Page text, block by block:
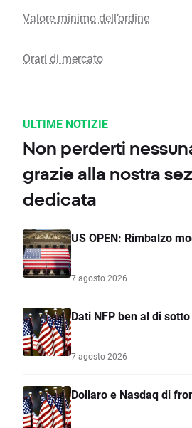
Valore minimo dell’ordine
Orari di mercato
ULTIME NOTIZIE
Non perderti
grazie alla nostra
dedicata
US OPEN: Rimbalzo
7 agosto 2026
Dati NFP ben al di
7 agosto 2026
Dollaro e Nasdaq di